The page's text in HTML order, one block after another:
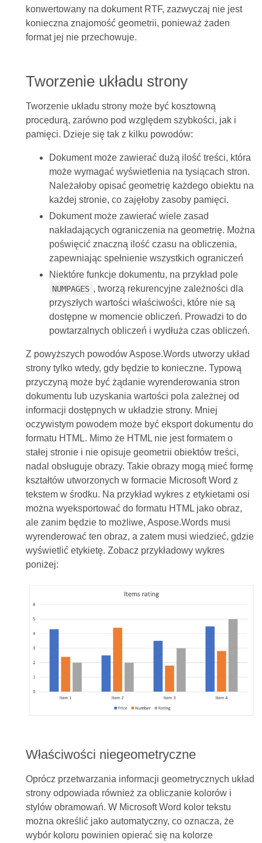
konwertowany na dokument RTF, zazwyczaj nie jest
konieczna znajomość geometrii, ponieważ żaden
format jej nie przechowuje.
Tworzenie układu strony
Tworzenie układu strony może być kosztowną
procedurą, zarówno pod względem szybkości, jak i
pamięci. Dzieje się tak z kilku powodów:
Dokument może zawierać dużą ilość treści, która
może wymagać wyświetlenia na tysiącach stron.
Należałoby opisać geometrię każdego obiektu na
każdej stronie, co zajęłoby zasoby pamięci.
Dokument może zawierać wiele zasad
nakładających ograniczenia na geometrię. Można
poświęcić znaczną ilość czasu na obliczenia,
zapewniając spełnienie wszystkich ograniczeń
Niektóre funkcje dokumentu, na przykład pole
NUMPAGES , tworzą rekurencyjne zależności dla
przyszłych wartości właściwości, które nie są
dostępne w momencie obliczeń. Prowadzi to do
powtarzalnych obliczeń i wydłuża czas obliczeń.
Z powyższych powodów Aspose.Words utworzy układ
strony tylko wtedy, gdy będzie to konieczne. Typową
przyczyną może być żądanie wyrenderowania stron
dokumentu lub uzyskania wartości pola zależnej od
informacji dostępnych w układzie strony. Mniej
oczywistym powodem może być eksport dokumentu do
formatu HTML. Mimo że HTML nie jest formatem o
stałej stronie i nie opisuje geometrii obiektów treści,
nadal obsługuje obrazy. Takie obrazy mogą mieć formę
kształtów utworzonych w formacie Microsoft Word z
tekstem w środku. Na przykład wykres z etykietami osi
można wyeksportować do formatu HTML jako obraz,
ale zanim będzie to możliwe, Aspose.Words musi
wyrenderować ten obraz, a zatem musi wiedzieć, gdzie
wyświetlić etykietę. Zobacz przykładowy wykres
poniżej:
Właściwości niegeometryczne
Oprócz przetwarzania informacji geometrycznych układ
strony odpowiada również za obliczanie kolorów i
stylów obramowań. W Microsoft Word kolor tekstu
można określić jako automatyczny, co oznacza, że
wybór koloru powinien opierać się na kolorze